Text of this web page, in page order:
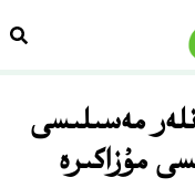
مەسىلىسى
مۇزاكىرە